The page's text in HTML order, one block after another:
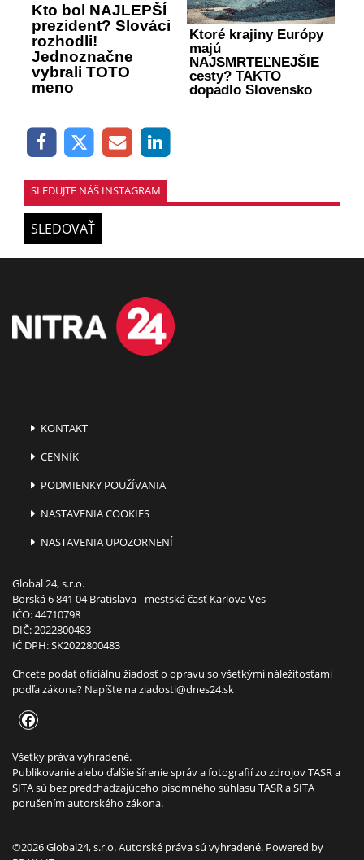
Kto bol NAJLEPŠÍ
prezident? Slováci
rozhodli!
Jednoznačne
vybrali TOTO
meno
Ktoré krajiny Európy
majú
NAJSMRTEĽNEJŠIE
cesty? TAKTO
dopadlo Slovensko
SLEDUJTE NÁŠ INSTAGRAM
SLEDOVAŤ
KONTAKT
CENNÍK
PODMIENKY POUŽÍVANIA
NASTAVENIA COOKIES
NASTAVENIA UPOZORNENÍ
Global 24, s.r.o.
Borská 6 841 04 Bratislava - mestská časť Karlova Ves
IČO: 44710798
DIČ: 2022800483
IČ DPH: SK2022800483
Chcete podať oficiálnu žiadosť o opravu so všetkými náležitosťami
podľa zákona? Napíšte naziadosti@dnes24.sk
Všetky práva vyhradené.
Publikovanie alebo ďalšie šírenie správ a fotografií zo zdrojov TASR a
SITA sú bez predchádzajúceho písomného súhlasu TASR a SITA
porušením autorského zákona.
©2026 Global24, s.r.o. Autorské práva sú vyhradené. Powered by